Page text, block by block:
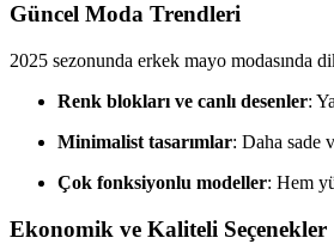
Güncel Moda Trendleri
2025 sezonunda erkek mayo modasında
Renk blokları ve canlı desenler:
Minimalist tasarımlar: Daha sade
Çok fonksiyonlu modeller: Hem
Ekonomik ve Kaliteli Seçenekler